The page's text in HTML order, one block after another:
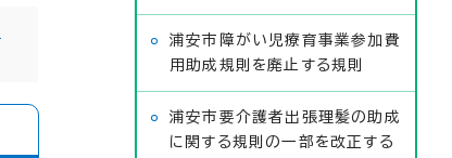
浦安市障がい児療育事業参加費
用助成規則を廃止する規則
浦安市要介護者出張理髪の助成
に関する規則の一部を改正する